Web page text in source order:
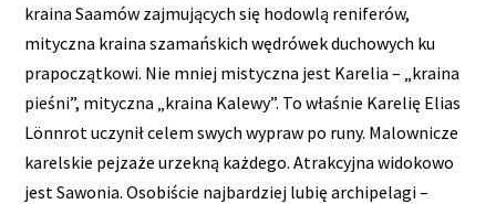
kraina Saamów zajmujących się hodowlą reniferów,
mityczna kraina szamańskich wędrówek duchowych ku
prapoczątkowi. Nie mniej mistyczna jest Karelia – „kraina
pieśni”, mityczna „kraina Kalewy”. To właśnie Karelię Elias
Lönnrot uczynił celem swych wypraw po runy. Malownicze
karelskie pejzaże urzekną każdego. Atrakcyjna widokowo
jest Sawonia. Osobiście najbardziej lubię archipelagi –